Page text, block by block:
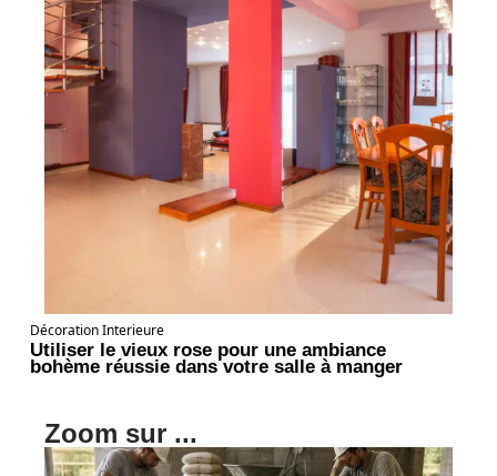
Décoration Interieure
Utiliser le vieux rose pour une ambiance
bohème réussie dans votre salle à manger
Zoom sur ...